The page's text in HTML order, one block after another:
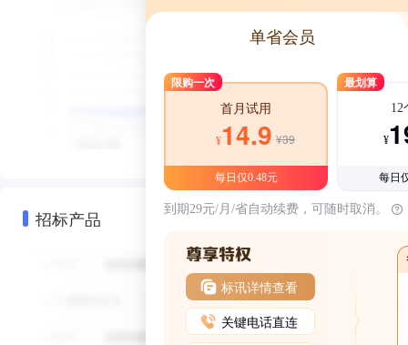
招标产品
单省会员
限购一次
首月试用
¥14.9 ¥39
每日仅0.48元
最划算
12
¥
每日
到期29元/月/省自动续费，可随时取消。
标讯详情查看
关键电话直连